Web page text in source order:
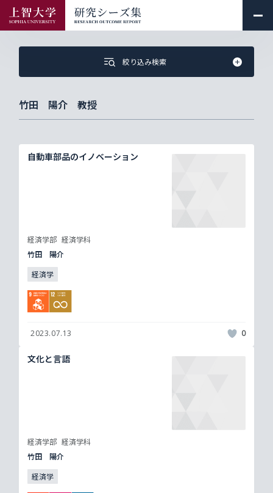
絞り込み検索
竹田 陽介 教授
自動車部品のイノベーション
経済学部 経済学科
竹田 陽介
経済学
2023.07.13 0
文化と言語
経済学部 経済学科
竹田 陽介
経済学